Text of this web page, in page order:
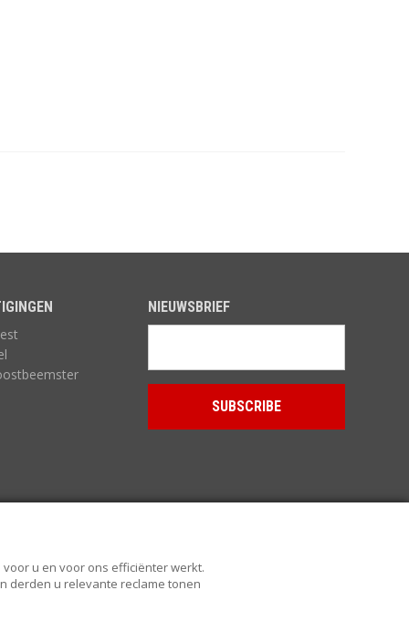
u en voor ons efficiënter werkt.
derden u relevante reclame tonen
NIEUWSBRIEF